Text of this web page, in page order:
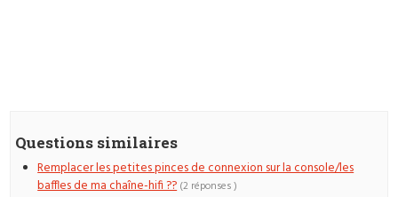
Questions similaires
Remplacer les petites pinces de connexion sur la console/les
baffles de ma chaîne-hifi ?? (2 réponses )